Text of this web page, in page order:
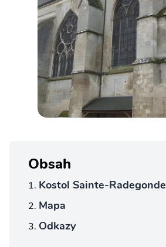
Obsah
Kostol Sainte-Radegonde
Mapa
Odkazy